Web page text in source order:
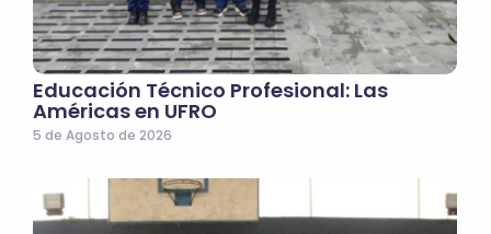
Educación Técnico Profesional: Las
Américas en UFRO
5 de Agosto de 2026